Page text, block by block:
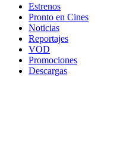
Estrenos
Pronto en Cines
Noticias
Reportajes
VOD
Promociones
Descargas